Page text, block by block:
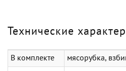
Технические
В комплекте мясорубка,